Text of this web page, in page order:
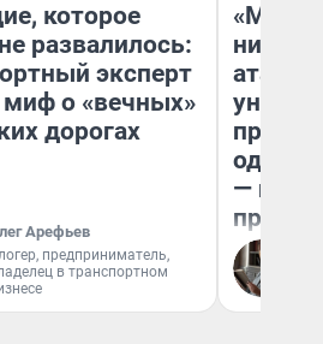
которое
развалилось:
эксперт
миф о «вечных»
дорогах
Арефьев
предприниматель,
в транспортном
атаки
—